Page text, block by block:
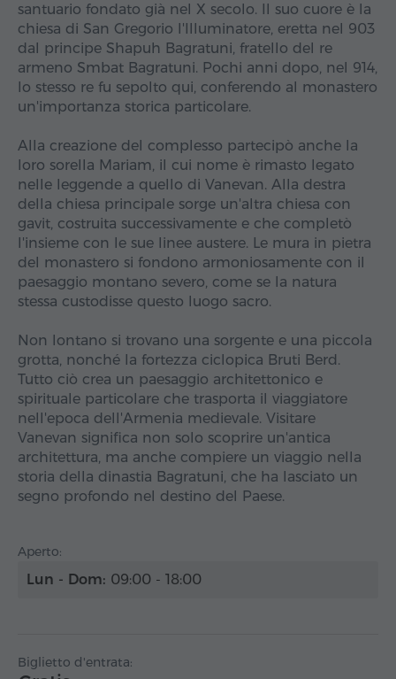
santuario fondato già nel X secolo. Il suo cuore è la
chiesa di San Gregorio l'Illuminatore, eretta nel 903
dal principe Shapuh Bagratuni, fratello del re
armeno Smbat Bagratuni. Pochi anni dopo, nel 914,
lo stesso re fu sepolto qui, conferendo al monastero
un'importanza storica particolare.
Alla creazione del complesso partecipò anche la
loro sorella Mariam, il cui nome è rimasto legato
nelle leggende a quello di Vanevan. Alla destra
della chiesa principale sorge un'altra chiesa con
gavit, costruita successivamente e che completò
l'insieme con le sue linee austere. Le mura in pietra
del monastero si fondono armoniosamente con il
paesaggio montano severo, come se la natura
stessa custodisse questo luogo sacro.
Non lontano si trovano una sorgente e una piccola
grotta, nonché la fortezza ciclopica Bruti Berd.
Tutto ciò crea un paesaggio architettonico e
spirituale particolare che trasporta il viaggiatore
nell'epoca dell'Armenia medievale. Visitare
Vanevan significa non solo scoprire un'antica
architettura, ma anche compiere un viaggio nella
storia della dinastia Bagratuni, che ha lasciato un
segno profondo nel destino del Paese.
Aperto:
Lun - Dom: 09:00 - 18:00
Biglietto d'entrata: